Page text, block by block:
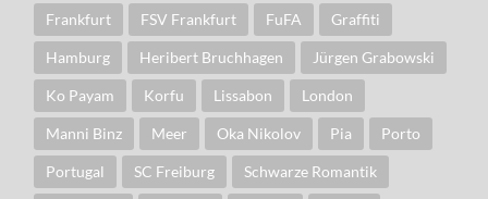
Frankfurt FSV Frankfurt FuFA Graffiti
Hamburg Heribert Bruchhagen Jürgen Grabowski
Ko Payam Korfu Lissabon London
Manni Binz Meer Oka Nikolov Pia Porto
Portugal SC Freiburg Schwarze Romantik